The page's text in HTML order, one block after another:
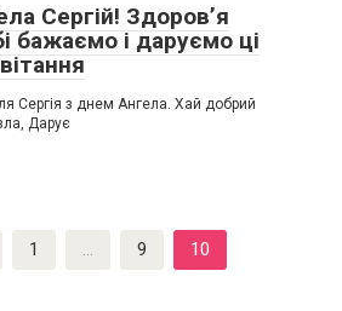
Сергій! Здоров’я
бажаємо і даруємо ці
Сергія з днем Ангела. Хай добрий
Дарує
1 … 9 10